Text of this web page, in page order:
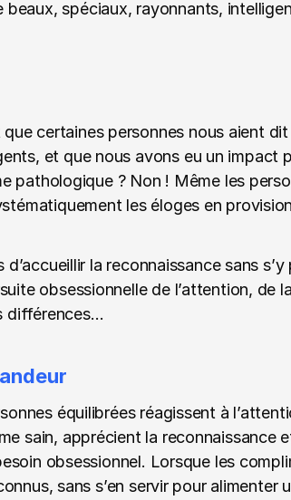
beaux, spéciaux, rayonnants,
certaines personnes nous aient
et que nous avons eu un impact
pathologique ? Non ! Même les
les éloges en provision
la reconnaissance sans s’y
obsessionnelle de l’attention, de la
différences…
équilibrées réagissent à
sain, apprécient la reconnaissance
obsessionnel. Lorsque les
sans s’en servir pour alimenter